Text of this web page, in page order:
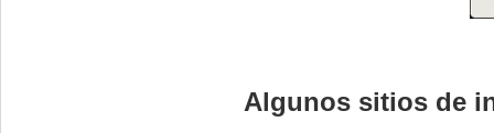
Algunos sitios de